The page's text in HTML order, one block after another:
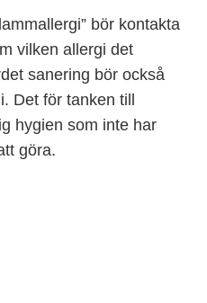
bör kontakta
vilken allergi det
sanering bör också
Det för tanken till
hygien som inte har
göra.